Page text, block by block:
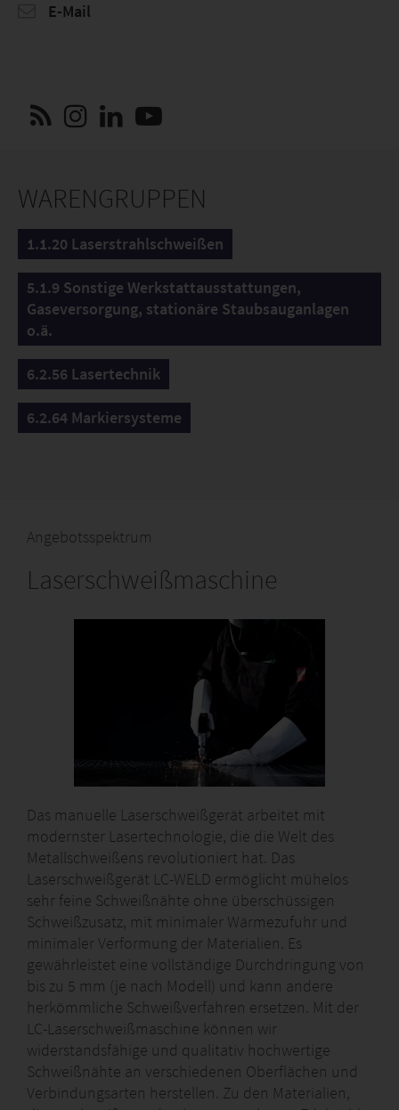
E-Mail
WARENGRUPPEN
1.1.20 Laserstrahlschweißen
5.1.9 Sonstige Werkstattausstattungen,
Gaseversorgung, stationäre Staubsauganlagen
o.ä.
6.2.56 Lasertechnik
6.2.64 Markiersysteme
Angebotsspektrum
Laserschweißmaschine
Das manuelle Laserschweißgerät arbeitet mit
modernster Lasertechnologie, die die Welt des
Metallschweißens revolutioniert hat. Das
Laserschweißgerät LC-WELD ermöglicht mühelos
sehr feine Schweißnähte ohne überschüssigen
Schweißzusatz, mit minimaler Wärmezufuhr und
minimaler Verformung der Materialien. Es
gewährleistet eine vollständige Durchdringung von
bis zu 5 mm (je nach Modell) und kann andere
herkömmliche Schweißverfahren ersetzen. Mit der
LC-Laserschweißmaschine können wir
widerstandsfähige und qualitativ hochwertige
Schweißnähte an verschiedenen Oberflächen und
Verbindungsarten herstellen. Zu den Materialien,